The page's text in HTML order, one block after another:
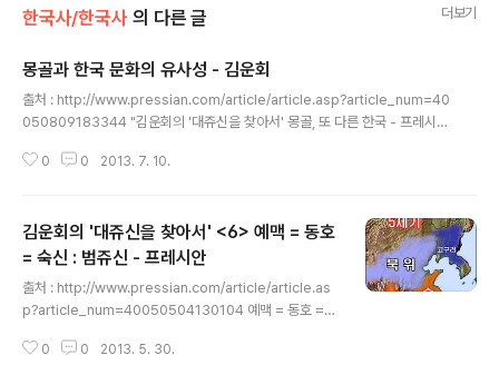
한국사/한국사 의 다른 글 더보기
몽골과 한국 문화의 유사성 - 김운회
출처 : http://www.pressian.com/article/article.asp?article_num=40
050809183344 "김운회의 '대쥬신을 찾아서' 몽골, 또 다른 한국 - 프레시
습니다. 몽골과 한국 문화의 유사성 (전략) 몽골에서는 한반도를 '솔롱고스', 즉
모질게 춥고 힘든 유목생활에서 끝없이 남으로 내려오고 싶은 몽골의 소망의 표
현이 바로 '솔롱고스'가 아닐까요? 제가 보기에 '몽골은 또 다른 한국'이고, '한국
은 또 다른 몽골'입니다. 한국에서는 복..
0 0 2013. 7. 10.
김운회의 '대쥬신을 찾아서' <6> 예맥 = 동호
= 숙신 : 범쥬신 - 프레시안
출처 : http://www.pressian.com/article/article.as
p?article_num=40050504130104 예맥 = 동호 =
교수 기사입력 2005-05-04 오후 1:57:01 이런 동요 들
0 0 2013. 5. 30.